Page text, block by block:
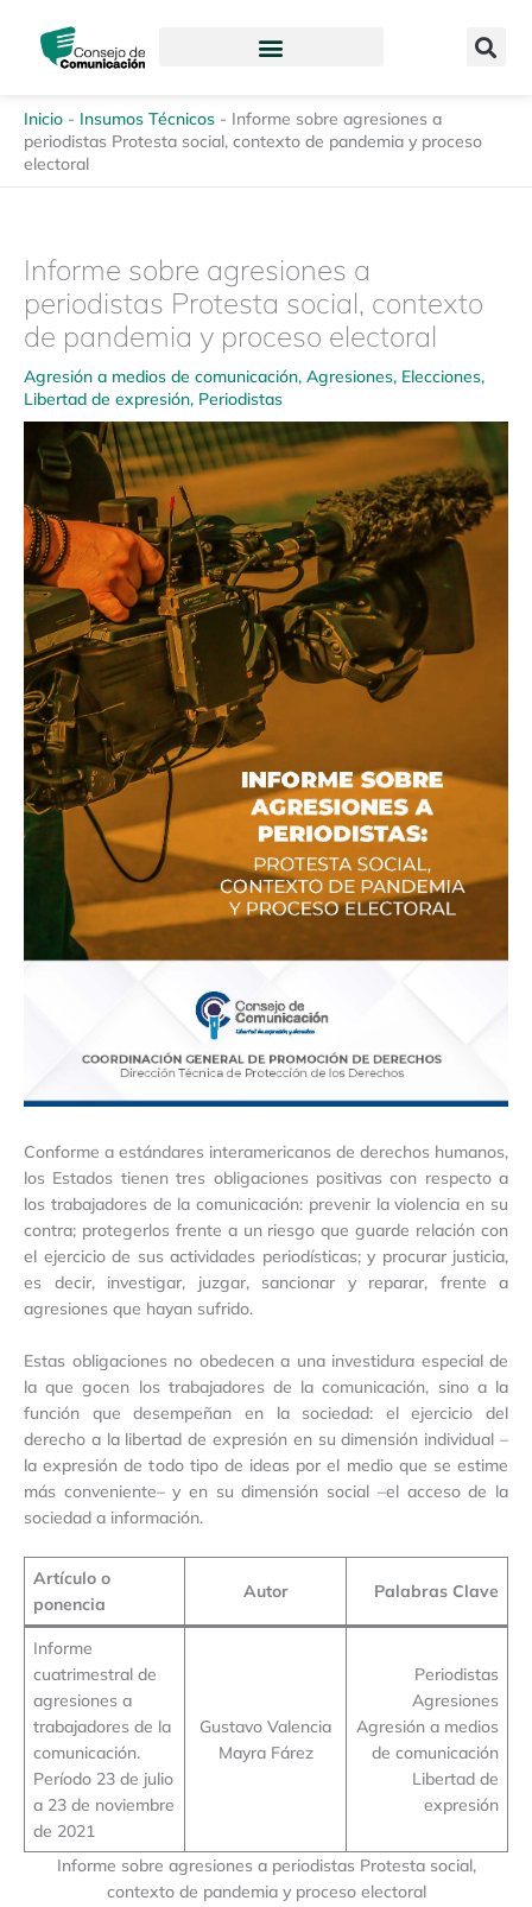
contenido
Inicio - Insumos Técnicos - Informe sobre agresiones a
periodistas Protesta social, contexto de pandemia y proceso
electoral
Informe sobre agresiones a
periodistas Protesta social, contexto
de pandemia y proceso electoral
Agresión a medios de comunicación, Agresiones, Elecciones,
Libertad de expresión, Periodistas
Conforme a estándares interamericanos de derechos humanos,
los Estados tienen tres obligaciones positivas con respecto a
los trabajadores de la comunicación: prevenir la violencia en su
contra; protegerlos frente a un riesgo que guarde relación con
el ejercicio de sus actividades periodísticas; y procurar justicia,
es decir, investigar, juzgar, sancionar y reparar, frente a
agresiones que hayan sufrido.
Estas obligaciones no obedecen a una investidura especial de
la que gocen los trabajadores de la comunicación, sino a la
función que desempeñan en la sociedad: el ejercicio del
derecho a la libertad de expresión en su dimensión individual –
la expresión de todo tipo de ideas por el medio que se estime
más conveniente– y en su dimensión social –el acceso de la
sociedad a información.
Artículo o
ponencia
Autor Palabras Clave
Informe
cuatrimestral de
agresiones a
trabajadores de la
comunicación.
Período 23 de julio
a 23 de noviembre
de 2021
Gustavo Valencia
Mayra Fárez
Periodistas
Agresiones
Agresión a medios
de comunicación
Libertad de
expresión
Informe sobre agresiones a periodistas Protesta social,
contexto de pandemia y proceso electoral